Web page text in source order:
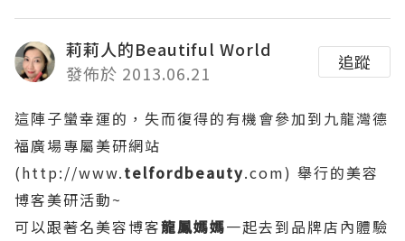
莉莉人的Beautiful World
發佈於 2013.06.21
追蹤
這陣子蠻幸運的，失而復得的有機會參加到九龍灣德
福廣場專屬美研網站
(http://www.telfordbeauty.com) 舉行的美容
博客美研活動~
可以跟著名美容博客龍鳳媽媽一起去到品牌店內體驗